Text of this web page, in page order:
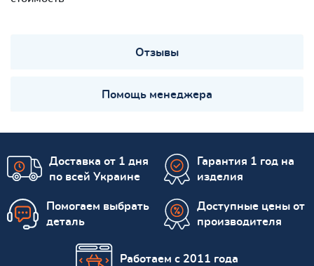
Отзывы
Помощь менеджера
Доставка от 1 дня
по всей Украине
Гарантия 1 год на
изделия
Помогаем выбрать
деталь
Доступные цены от
производителя
Работаем с 2011 года